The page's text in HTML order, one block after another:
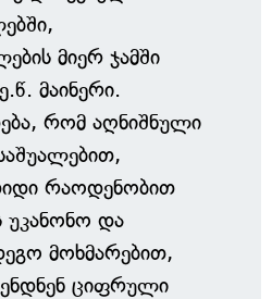
მიერ ჯამში
მაინერი.
რომ აღნიშნული
რაოდენობით
უკანონო და
მოხმარებით,
ციფრული